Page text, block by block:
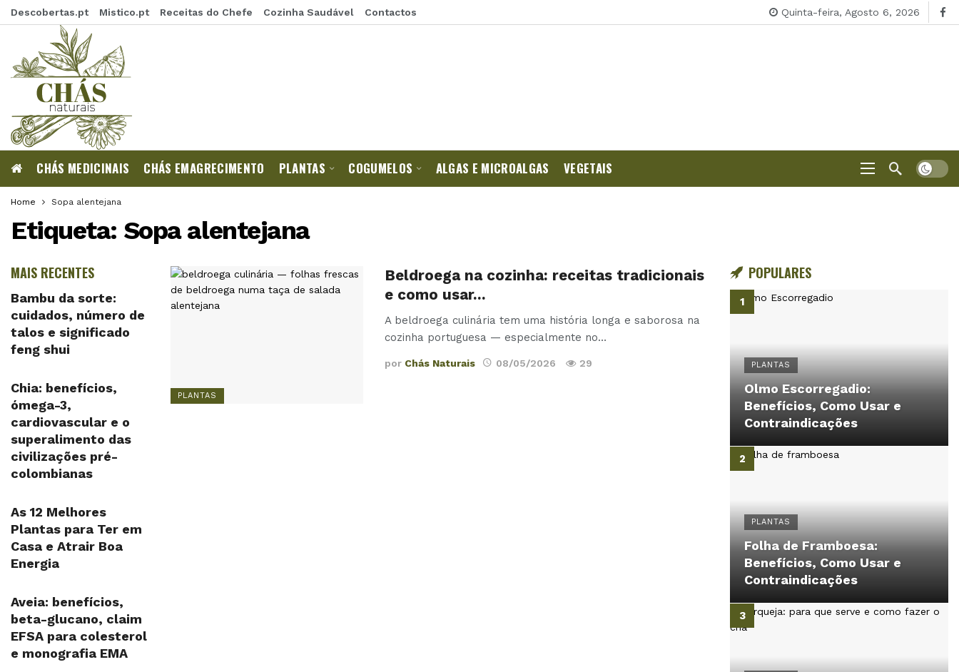
Descobertas.pt Mistico.pt Receitas do Chefe Cozinha Saudável Contactos Quinta-feira, Agosto 6, 2026
CHÁS MEDICINAIS CHÁS EMAGRECIMENTO PLANTAS COGUMELOS ALGAS E MICROALGAS VEGETAIS
Home Sopa alentejana
Etiqueta: Sopa alentejana
PLANTAS
Beldroega na cozinha: receitas tradicionais
e como usar…
A beldroega culinária tem uma história longa e saborosa na
cozinha portuguesa — especialmente no…
por Chás Naturais 08/05/2026 29
POPULARES
PLANTAS
Olmo Escorregadio:
Benefícios, Como Usar e
Contraindicações
PLANTAS
Folha de Framboesa:
Benefícios, Como Usar e
Contraindicações
MAIS RECENTES
Bambu da sorte:
cuidados, número de
talos e significado
feng shui
Chia: benefícios,
ómega-3,
cardiovascular e o
superalimento das
civilizações pré-
colombianas
As 12 Melhores
Plantas para Ter em
Casa e Atrair Boa
Energia
Aveia: benefícios,
beta-glucano, claim
EFSA para colesterol
e monografia EMA